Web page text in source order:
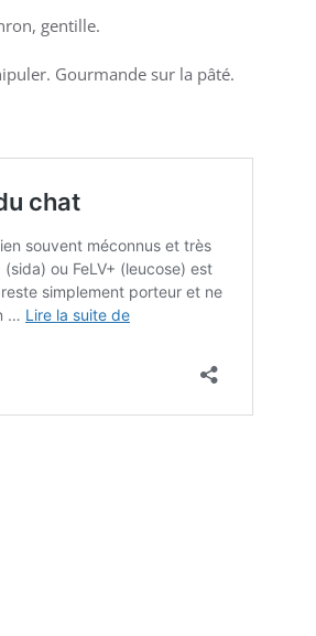
gentille.
Gourmande sur la pâté.